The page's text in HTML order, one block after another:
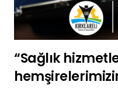
“Sağlık